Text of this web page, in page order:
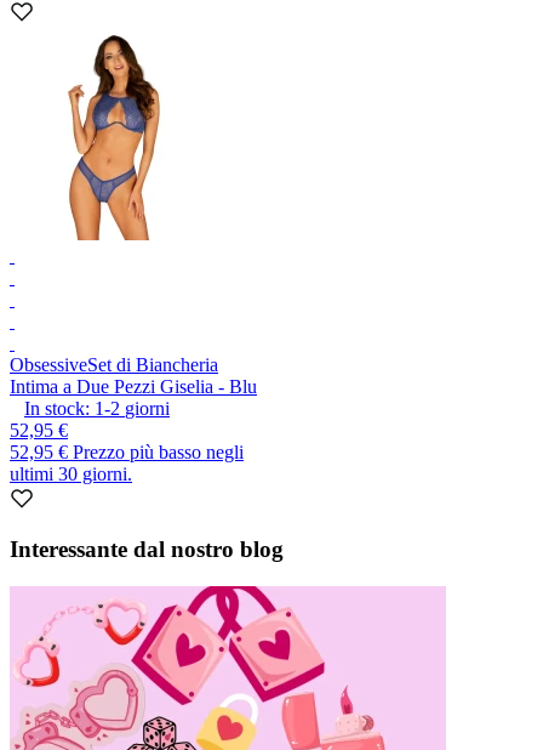
ObsessiveSet di Biancheria
Intima a Due Pezzi Giselia - Blu
In stock: 1-2 giorni
52,95 €
52,95 € Prezzo più basso negli
ultimi 30 giorni.
Interessante dal nostro blog